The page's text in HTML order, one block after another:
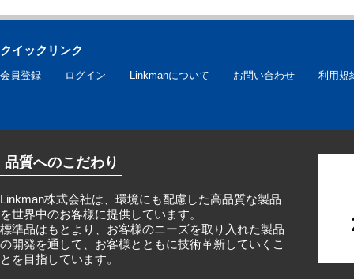
クイックリンク
会員登録 ログイン Linkmanについて お問い合わせ 利用規
品質へのこだわり
Linkman株式会社は、環境にも配慮した高品質な製品
を世界中のお客様に提供しています。
標準品はもとより、お客様のニーズを取り入れた製品
の開発を通して、お客様とともに技術革新していくこ
とを目指しています。